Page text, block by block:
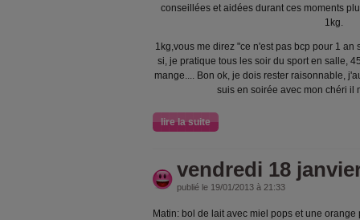
conseillées et aidées durant ces moments
1kg.
1kg,vous me direz "ce n'est pas bcp pour 1 an
si, je pratique tous les soir du sport en salle,
mange.... Bon ok, je dois rester raisonnable,
suis en soirée avec mon chéri il
lire la suite
vendredi 18
publié le 19/01/2013 à 21:33
Matin: bol de lait avec miel pops et une